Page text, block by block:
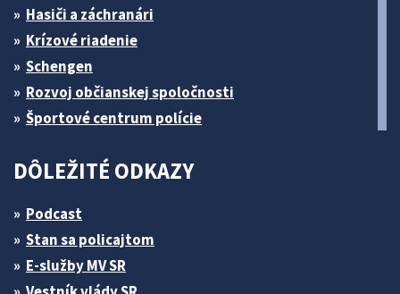
Hasiči a záchranári
Krízové riadenie
Schengen
Rozvoj občianskej spoločnosti
Športové centrum polície
DÔLEŽITÉ ODKAZY
Podcast
Stan sa policajtom
E-služby MV SR